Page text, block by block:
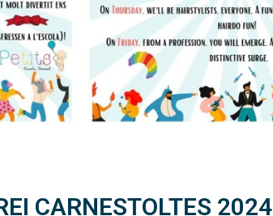
CARNESTOLTES 2024